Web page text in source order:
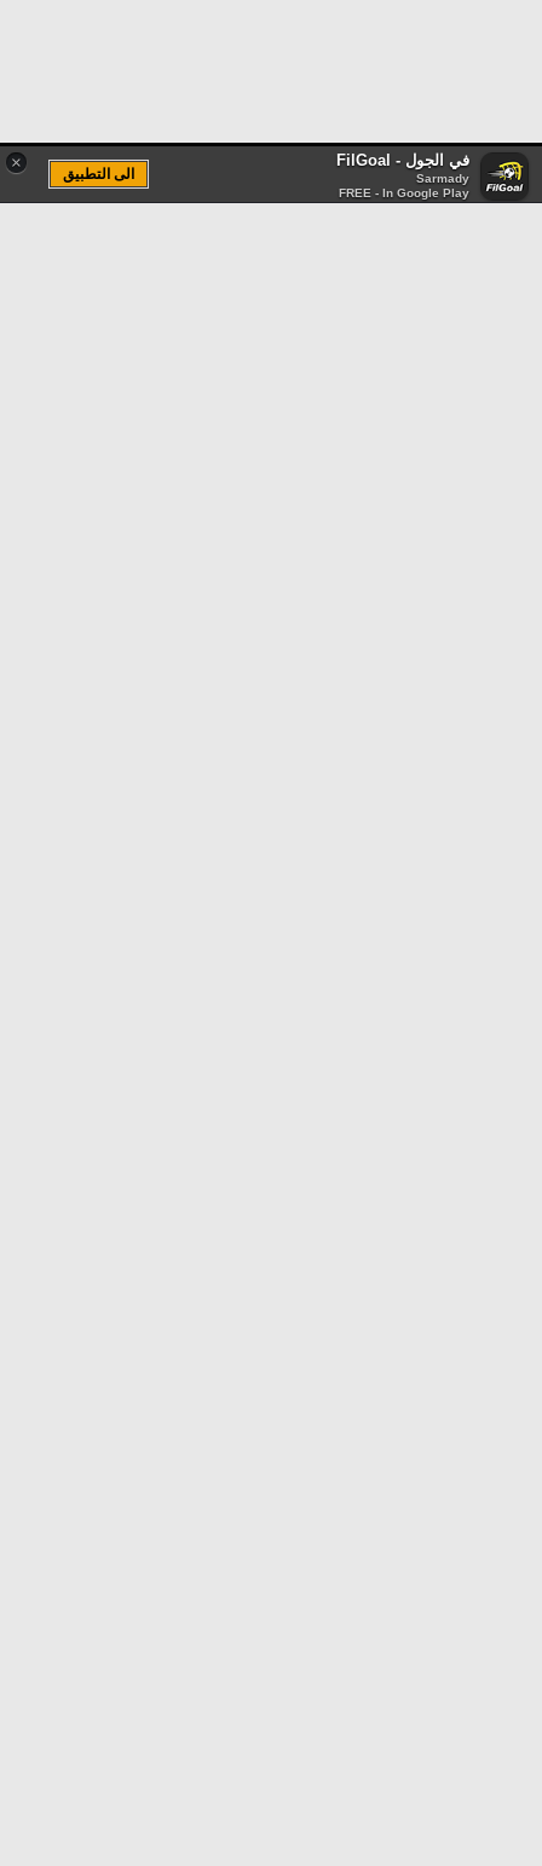
× في الجول - FilGoal
Sarmady
FREE - In Google Play
الى التطبيق